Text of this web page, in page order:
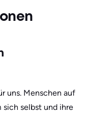
uns. Menschen auf
sich selbst und ihre